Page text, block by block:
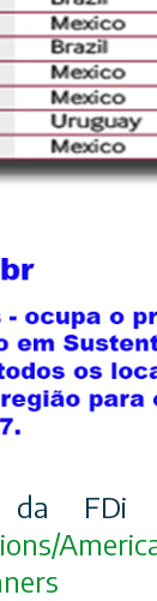
da FDi